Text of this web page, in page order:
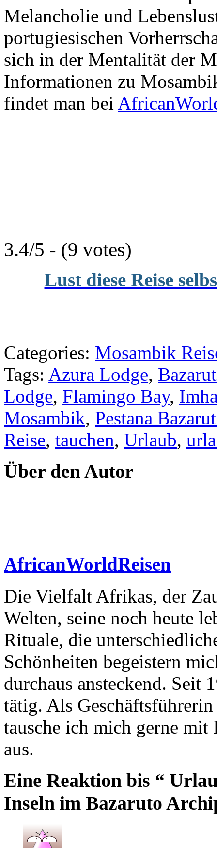
Melancholie und
portugiesischen
sich in der Mentalität der
Informationen zu
findet man bei
3.4/5 - (9 votes)
Lust diese Reise
Categories: Mosambik
Tags: Azura Lodge,
Lodge, Flamingo Bay,
Mosambik, Pestana
Reise, tauchen, Urlaub,
Über den Autor
AfricanWorldReisen
Die Vielfalt Afrikas, der
Welten, seine noch heute
Rituale, die
Schönheiten begeistern
durchaus ansteckend. Seit
tätig. Als
tausche ich mich gerne mit
aus.
Eine Reaktion bis “
Inseln im Bazaruto